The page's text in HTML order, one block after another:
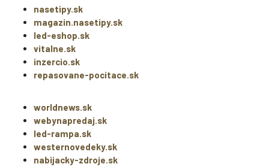
nasetipy.sk
magazin.nasetipy.sk
led-eshop.sk
vitalne.sk
inzercio.sk
repasovane-pocitace.sk
worldnews.sk
webynapredaj.sk
led-rampa.sk
westernovedeky.sk
nabijacky-zdroje.sk